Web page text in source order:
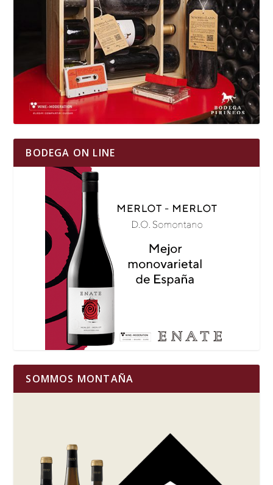
BODEGA ON LINE
SOMMOS MONTAÑA